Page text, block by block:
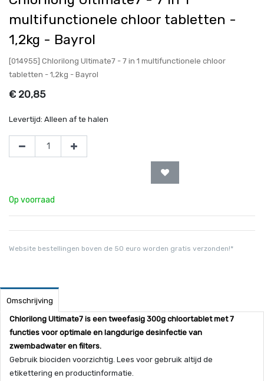
multifunctionele chloor tabletten -
1,2kg - Bayrol
[014955] Chlorilong Ultimate7 - 7 in 1 multifunctionele chloor
tabletten - 1,2kg - Bayrol
€ 20,85
Levertijd: Alleen af te halen
Op voorraad
Website bestellingen boven de 50 euro worden gratis verzonden!*
Omschrijving
Chlorilong Ultimate7 is een tweefasig 300g chloortablet met 7
functies voor optimale en langdurige desinfectie van
zwembadwater en filters.
Gebruik biociden voorzichtig. Lees voor gebruik altijd de
etikettering en productinformatie.